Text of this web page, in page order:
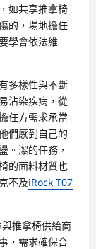
如共享推拿椅
的，場地擔任
學會依法維
多樣性與不斷
沾染疾病，從
任方需求承當
們感到自己的
。潔的任務，
的面料材質也
不及iRock T07
推拿椅供給商
，需求確保合